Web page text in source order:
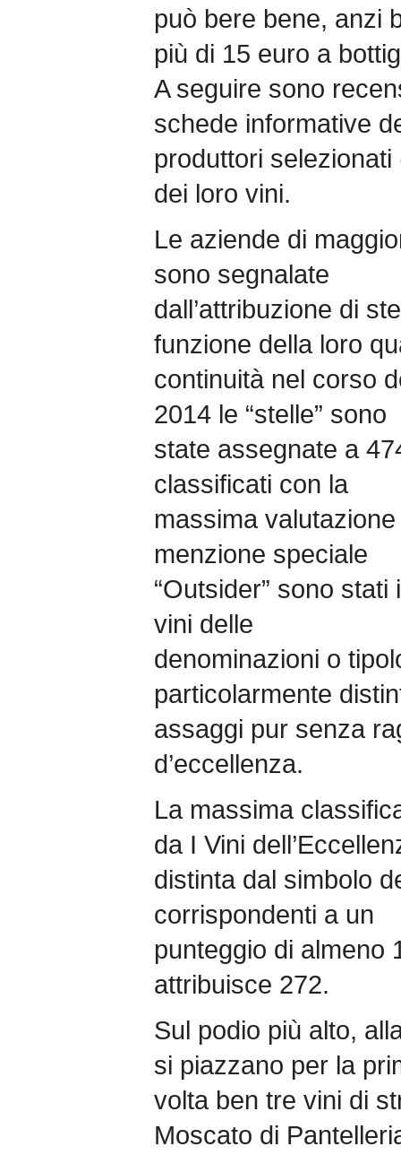
può bere bene, anzi
più di 15 euro a
A seguire sono
schede informative
produttori
dei loro vini.
Le aziende di
sono segnalate
dall’attribuzione di
funzione della loro
continuità nel corso
2014 le “stelle” sono
state assegnate a
classificati con la
massima
menzione speciale
“Outsider” sono
vini delle
denominazioni o
particolarmente
assaggi pur senza
d’eccellenza.
La massima
da I Vini
distinta dal simbolo
corrispondenti a un
punteggio di almeno
attribuisce 272.
Sul podio più alto,
si piazzano per la
volta ben tre vini di
Moscato di